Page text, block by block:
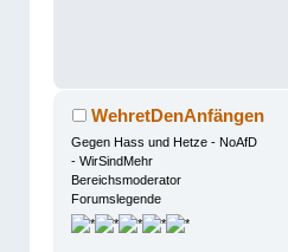
WehretDenAnfängen
Gegen Hass und Hetze - NoAfD
- WirSindMehr
Bereichsmoderator
Forumslegende